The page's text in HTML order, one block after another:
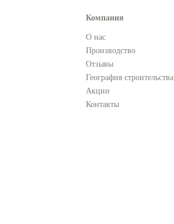
Компания
О нас
Производство
Отзывы
География строительства
Акции
Контакты